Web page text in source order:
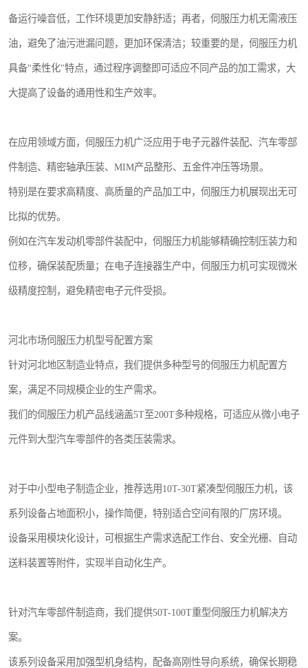
备运行噪音低，工作环境更加安静舒适；再者，伺服压力机无需液压
油，避免了油污泄漏问题，更加环保清洁；较重要的是，伺服压力机
具备"柔性化"特点，通过程序调整即可适应不同产品的加工需求，大
大提高了设备的通用性和生产效率。
在应用领域方面，伺服压力机广泛应用于电子元器件装配、汽车零部
件制造、精密轴承压装、MIM产品整形、五金件冲压等场景。
特别是在要求高精度、高质量的产品加工中，伺服压力机展现出无可
比拟的优势。
例如在汽车发动机零部件装配中，伺服压力机能够精确控制压装力和
位移，确保装配质量；在电子连接器生产中，伺服压力机可实现微米
级精度控制，避免精密电子元件受损。
河北市场伺服压力机型号配置方案
针对河北地区制造业特点，我们提供多种型号的伺服压力机配置方
案，满足不同规模企业的生产需求。
我们的伺服压力机产品线涵盖5T至200T多种规格，可适应从微小电子
元件到大型汽车零部件的各类压装需求。
对于中小型电子制造企业，推荐选用10T-30T紧凑型伺服压力机，该
系列设备占地面积小，操作简便，特别适合空间有限的厂房环境。
设备采用模块化设计，可根据生产需求选配工作台、安全光栅、自动
送料装置等附件，实现半自动化生产。
针对汽车零部件制造商，我们提供50T-100T重型伺服压力机解决方
案。
该系列设备采用加强型机身结构，配备高刚性导向系统，确保长期稳